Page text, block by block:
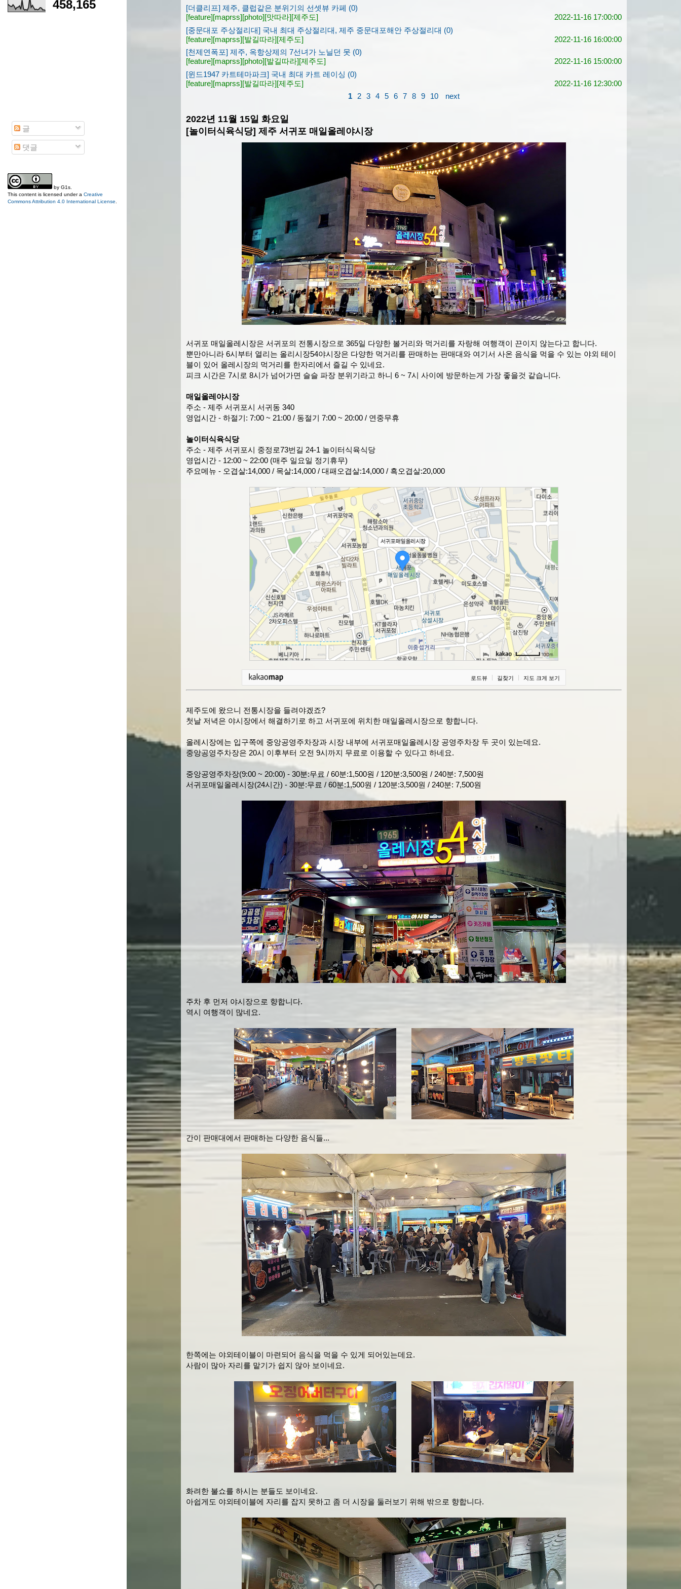
458,165
글
댓글
by G1s
This content is licensed under a Creative
Commons Attribution 4.0 International License
[더클리프] 제주, 클럽같은 분위기의 선셋뷰 카페 (0)
[feature][maprss][photo][맛따라][제주도]
2022-11-16 17:00:00
[중문대포 주상절리대] 국내 최대 주상절리대, 제주 중문대포해안 주상절리대 (0)
[feature][maprss][발길따라][제주도]
2022-11-16 16:00:00
[천제연폭포] 제주, 옥항상제의 7선녀가 노닐던 못 (0)
[feature][maprss][photo][발길따라][제주도]
2022-11-16 15:00:00
[윈드1947 카트테마파크] 국내 최대 카트 레이싱 (0)
[feature][maprss][발길따라][제주도]
2022-11-16 12:30:00
1
2 3 4 5 6 7 8 9 10 next
2022년 11월 15일 화요일
[놀이터식육식당] 제주 서귀포 매일올레야시장
서귀포 매일올레시장은 서귀포의 전통시장으로 365일 다양한 볼거리와 먹거리를 자랑해 여행객이 끈이지 않는다고 합니다.
뿐만아니라 6시부터 열리는 올리시장54야시장은 다양한 먹거리를 판매하는 판매대와 여기서 사온 음식을 먹을 수 있는 야외 테이
블이 있어 올레시장의 먹거리를 한자리에서 즐길 수 있네요.
피크 시간은 7시로 8시가 넘어가면 슬슬 파장 분위기라고 하니 6 ~ 7시 사이에 방문하는게 가장 좋을것 같습니다.
매일올레야시장
주소 - 제주 서귀포시 서귀동 340
영업시간 - 하절기: 7:00 ~ 21:00 / 동절기 7:00 ~ 20:00 / 연중무휴
놀이터식육식당
주소 - 제주 서귀포시 중정로73번길 24-1 놀이터식육식당
영업시간 - 12:00 ~ 22:00 (매주 일요일 정기휴무)
주요메뉴 - 오겹살:14,000 / 목살:14,000 / 대패오겹살:14,000 / 흑오겹살:20,000
로드뷰 길찾기 지도 크게 보기
제주도에 왔으니 전통시장을 들려야겠죠?
첫날 저녁은 야시장에서 해결하기로 하고 서귀포에 위치한 매일올레시장으로 향합니다.
올레시장에는 입구쪽에 중앙공영주차장과 시장 내부에 서귀포매일올레시장 공영주차장 두 곳이 있는데요.
중앙공영주차장은 20시 이후부터 오전 9시까지 무료로 이용할 수 있다고 하네요.
중앙공영주차장(9:00 ~ 20:00) - 30분:무료 / 60분:1,500원 / 120분:3,500원 / 240분: 7,500원
서귀포매일올레시장(24시간) - 30분:무료 / 60분:1,500원 / 120분:3,500원 / 240분: 7,500원
주차 후 먼저 야시장으로 향합니다.
역시 여행객이 많네요.
간이 판매대에서 판매하는 다양한 음식들...
한쪽에는 야외테이블이 마련되어 음식을 먹을 수 있게 되어있는데요.
사람이 많아 자리를 맡기가 쉽지 않아 보이네요.
화려한 불쇼를 하시는 분들도 보이네요.
아쉽게도 야외테이블에 자리를 잡지 못하고 좀 더 시장을 둘러보기 위해 밖으로 향합니다.